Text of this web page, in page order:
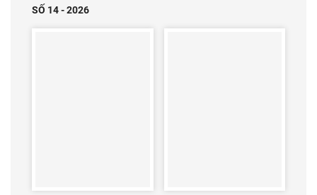
SỐ 14 - 2026